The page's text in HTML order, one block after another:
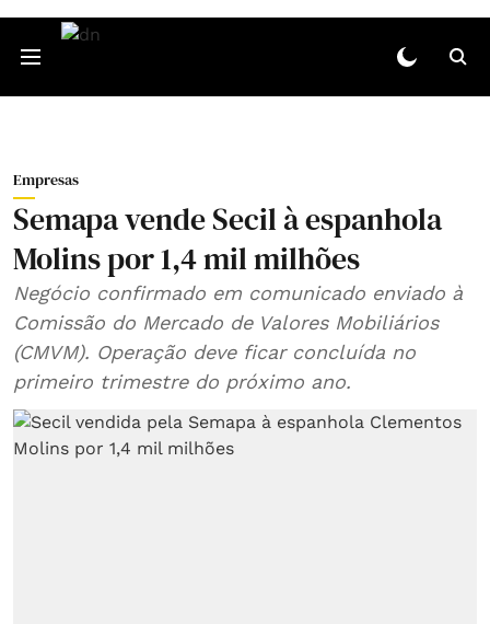
Empresas
Semapa vende Secil à espanhola
Molins por 1,4 mil milhões
Negócio confirmado em comunicado enviado à
Comissão do Mercado de Valores Mobiliários
(CMVM). Operação deve ficar concluída no
primeiro trimestre do próximo ano.